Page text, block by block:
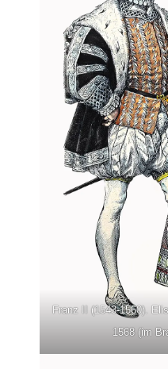
Franz II (1543-1560).
1568 (im